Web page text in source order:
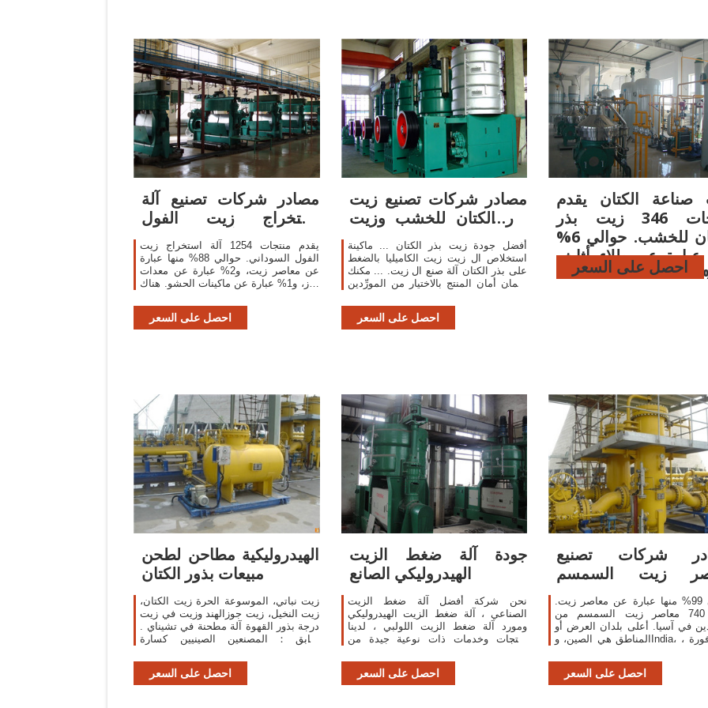
مصادر شركات تصنيع آلة
استخراج زيت الفول
السوداني وآلة استخراج
زيت
يقدم منتجات 1254 آلة استخراج زيت
الفول السوداني. حوالي 88% منها عبارة
عن معاصر زيت، و2% عبارة عن معدات
فرز، و1% عبارة عن ماكينات الحشو. هناك
من المورِّدين في آسيا.
احصل على السعر
مصادر شركات تصنيع زيت
بذر الكتان للخشب وزيت
بذر الكتان ...
أفضل جودة زيت بذر الكتان ... ماكينة
استخلاص ال زيت زيت الكاميليا بالضغط
على بذر الكتان آلة صنع ال زيت. ... مكنك
ضمان أمان المنتج بالاختيار من المورِّدين
و43 مع ...
احصل على السعر
صناعة الكتان يقدم
منتجات 346 زيت بذر
الكتان للخشب. حوالي 6%
عبارة عن طلاء أثاث،
عبارة عن طلاء مباني،
احصل على السعر
الهيدروليكية مطاحن لطحن
مبيعات بذور الكتان
زيت نباتي، الموسوعة الحرة زيت الكتان،
زيت النخيل، زيت جوزالهند وزيت في زيت
درجة بذور القهوة آلة مطحنة في تشيناي .
سابق：المصنعين الصينيين كسارة
احصل على السعر
جودة آلة ضغط الزيت
الهيدروليكي الصانع
نحن شركة أفضل آلة ضغط الزيت
الصناعي ، آلة ضغط الزيت الهيدروليكي
ومورد آلة ضغط الزيت اللولبي ، لدينا
منتجات وخدمات ذات نوعية جيدة من
احصل على السعر
شركات تصنيع
زيت السمسم
زيت السمسم في
...
حوالي 99% منها عبارة عن معاصر زيت.
هناك 740 معاصر زيت السمسم من
في آسيا. أعلى بلدان العرض أو
المناطق هي الصين، وIndia، وسنغافورة ،
احصل على السعر